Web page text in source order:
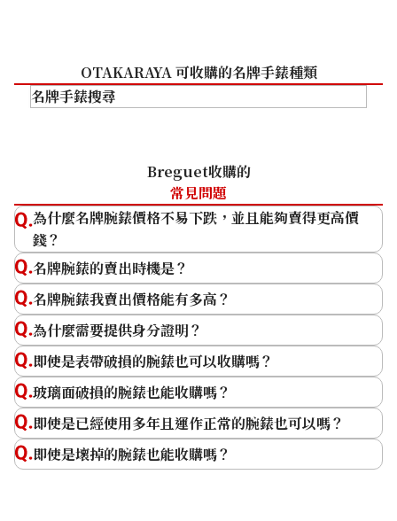
OTAKARAYA 可收購的名牌手錶種類
名牌手錶搜尋
Vacheron Constantin
Breguet
A. Lange & Söhne
Breguet收購的
常見問題
為什麼名牌腕錶價格不易下跌，並且能夠賣得更高價
錢？
名牌腕錶的賣出時機是？
名牌腕錶我賣出價格能有多高？
為什麼需要提供身分證明？
即使是表帶破損的腕錶也可以收購嗎？
玻璃面破損的腕錶也能收購嗎？
即使是已經使用多年且運作正常的腕錶也可以嗎？
即使是壞掉的腕錶也能收購嗎？